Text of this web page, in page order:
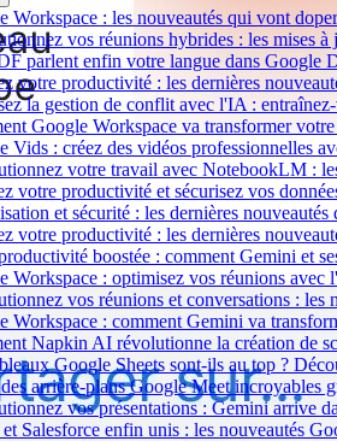
Workspace : les nouveautés qui vont
vos réunions hybrides : les mises
parlent enfin votre langue dans
votre productivité : les dernières
la gestion de conflit avec l'IA :
Google Workspace va transformer
Vids : créez des vidéos professionnelles
votre travail avec NotebookLM :
votre productivité et sécurisez vos
et sécurité : les dernières
votre productivité : les dernières
boostée : comment Gemini et
Workspace : optimisez vos réunions avec
vos réunions et conversations :
Workspace : comment Gemini va
Napkin AI révolutionne la création de
Google Sheets sont-ils au top ?
arrière-plans Google Meet incroyables
vos présentations : Gemini arrive
Salesforce enfin unis : les nouveautés